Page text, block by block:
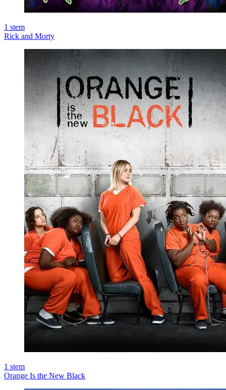
1 stem
Rick and Morty
1 stem
Orange Is the New Black